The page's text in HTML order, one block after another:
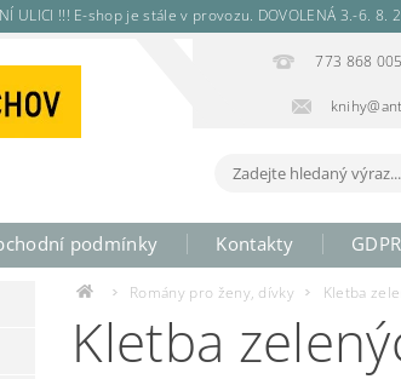
ULICI !!! E-shop je stále v provozu. DOVOLENÁ 3.-
773 868
podmínky Kontakty GDPR
Romány pro ženy, dívky Kletba
Kletba